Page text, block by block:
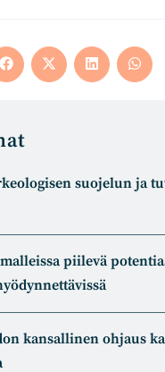
Opens
in
Opens
in
Opens
in
Opens
in
suojelun ja
piilevä
kansallinen ohjaus